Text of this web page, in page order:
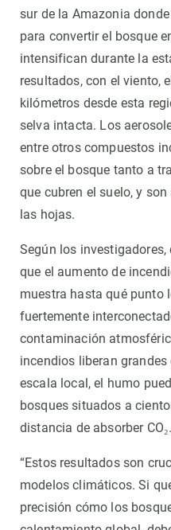
sur de la Amazonia
para convertir el bosque
intensifican durante la
resultados, con el viento,
kilómetros desde esta
selva intacta. Los
entre otros compuestos
sobre el bosque tanto a
que cubren el suelo, y
las hojas.
Según los
que el aumento de
muestra hasta qué punto
fuertemente
contaminación
incendios liberan
escala local, el humo
bosques situados a
distancia de absorber CO₂.
“Estos resultados son
modelos climáticos. Si
precisión cómo los